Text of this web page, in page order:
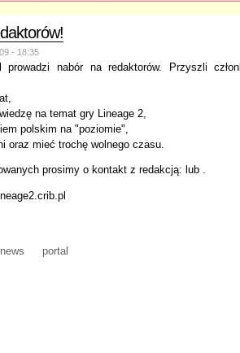
- 18:35
prowadzi nabór na redaktorów. Przyszli
na temat gry Lineage 2,
polskim na "poziomie",
oraz mieć trochę wolnego czasu.
prosimy o kontakt z redakcją: lub .
news portal